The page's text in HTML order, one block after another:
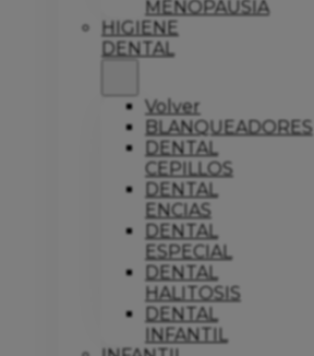
MENOPAUSIA
HIGIENE
DENTAL
Volver
BLANQUEADORES
DENTAL
CEPILLOS
DENTAL
ENCIAS
DENTAL
ESPECIAL
DENTAL
HALITOSIS
DENTAL
INFANTIL